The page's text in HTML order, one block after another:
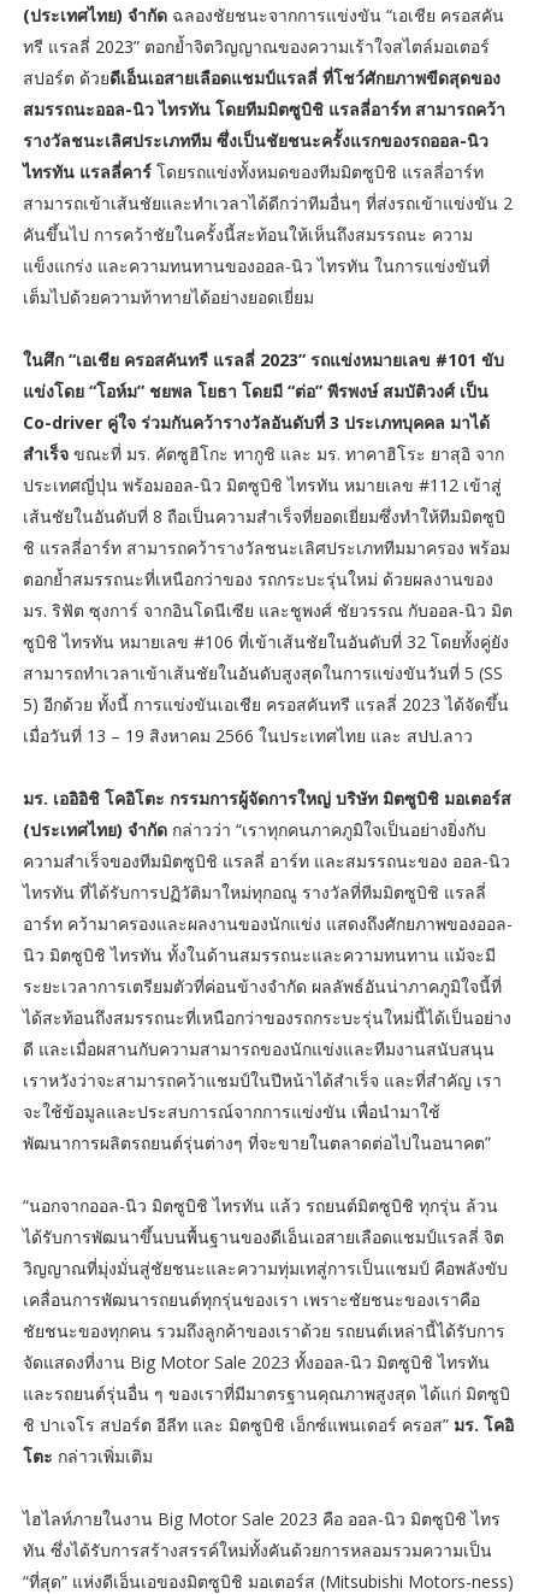
(ประเทศไทย) จำกัด ฉลองชัยชนะจากการแข่งขัน “เอเชีย ครอสคัน
ทรี แรลลี่ 2023” ตอกย้ำจิตวิญญาณของความเร้าใจสไตล์มอเตอร์
สปอร์ต ด้วยดีเอ็นเอสายเลือดแชมป์แรลลี่ ที่โชว์ศักยภาพขีดสุดของ
สมรรถนะออล-นิว ไทรทัน โดยทีมมิตซูบิชิ แรลลี่อาร์ท สามารถคว้า
รางวัลชนะเลิศประเภททีม ซึ่งเป็นชัยชนะครั้งแรกของรถออล-นิว
ไทรทัน แรลลี่คาร์ โดยรถแข่งทั้งหมดของทีมมิตซูบิชิ แรลลี่อาร์ท
สามารถเข้าเส้นชัยและทำเวลาได้ดีกว่าทีมอื่นๆ ที่ส่งรถเข้าแข่งขัน 2
คันขึ้นไป การคว้าชัยในครั้งนี้สะท้อนให้เห็นถึงสมรรถนะ ความ
แข็งแกร่ง และความทนทานของออล-นิว ไทรทัน ในการแข่งขันที่
เต็มไปด้วยความท้าทายได้อย่างยอดเยี่ยม
ในศึก “เอเชีย ครอสคันทรี แรลลี่ 2023” รถแข่งหมายเลข #101 ขับ
แข่งโดย “โอห์ม” ชยพล โยธา โดยมี “ต่อ” พีรพงษ์ สมบัติวงศ์ เป็น
Co-driver คู่ใจ ร่วมกันคว้ารางวัลอันดับที่ 3 ประเภทบุคคล มาได้
สำเร็จขณะที่ มร. คัตซูฮิโกะ ทากูชิ และ มร. ทาคาฮิโระ ยาสุอิ จาก
ประเทศญี่ปุ่น พร้อมออล-นิว มิตซูบิชิ ไทรทัน หมายเลข #112 เข้าสู่
เส้นชัยในอันดับที่ 8 ถือเป็นความสำเร็จที่ยอดเยี่ยมซึ่งทำให้ทีมมิตซูบิ
ชิ แรลลี่อาร์ท สามารถคว้ารางวัลชนะเลิศประเภททีมมาครอง พร้อม
ตอกย้ำสมรรถนะที่เหนือกว่าของ รถกระบะรุ่นใหม่ ด้วยผลงานของ
มร. ริฟัต ซุงการ์ จากอินโดนีเซีย และชูพงศ์ ชัยวรรณ กับออล-นิว มิต
ซูบิชิ ไทรทัน หมายเลข #106 ที่เข้าเส้นชัยในอันดับที่ 32 โดยทั้งคู่ยัง
สามารถทำเวลาเข้าเส้นชัยในอันดับสูงสุดในการแข่งขันวันที่ 5 (SS
5) อีกด้วย ทั้งนี้ การแข่งขันเอเชีย ครอสคันทรี แรลลี่ 2023 ได้จัดขึ้น
เมื่อวันที่ 13 – 19 สิงหาคม 2566 ในประเทศไทย และ สปป.ลาว
มร. เออิอิชิ โคอิโตะ กรรมการผู้จัดการใหญ่ บริษัท มิตซูบิชิ มอเตอร์ส
(ประเทศไทย) จำกัดกล่าวว่า “เราทุกคนภาคภูมิใจเป็นอย่างยิ่งกับ
ความสำเร็จของทีมมิตซูบิชิ แรลลี่ อาร์ท และสมรรถนะของ ออล-นิว
ไทรทัน ที่ได้รับการปฏิวัติมาใหม่ทุกอณู รางวัลที่ทีมมิตซูบิชิ แรลลี่
อาร์ท คว้ามาครองและผลงานของนักแข่ง แสดงถึงศักยภาพของออล-
นิว มิตซูบิชิ ไทรทัน ทั้งในด้านสมรรถนะและความทนทาน แม้จะมี
ระยะเวลาการเตรียมตัวที่ค่อนข้างจำกัด ผลลัพธ์อันน่าภาคภูมิใจนี้ที่
ได้สะท้อนถึงสมรรถนะที่เหนือกว่าของรถกระบะรุ่นใหม่นี้ได้เป็นอย่าง
ดี และเมื่อผสานกับความสามารถของนักแข่งและทีมงานสนับสนุน
เราหวังว่าจะสามารถคว้าแชมป์ในปีหน้าได้สำเร็จ และที่สำคัญ เรา
จะใช้ข้อมูลและประสบการณ์จากการแข่งขัน เพื่อนำมาใช้
พัฒนาการผลิตรถยนต์รุ่นต่างๆ ที่จะขายในตลาดต่อไปในอนาคต”
“นอกจากออล-นิว มิตซูบิชิ ไทรทัน แล้ว รถยนต์มิตซูบิชิ ทุกรุ่น ล้วน
ได้รับการพัฒนาขึ้นบนพื้นฐานของดีเอ็นเอสายเลือดแชมป์แรลลี่ จิต
วิญญาณที่มุ่งมั่นสู่ชัยชนะและความทุ่มเทสู่การเป็นแชมป์ คือพลังขับ
เคลื่อนการพัฒนารถยนต์ทุกรุ่นของเรา เพราะชัยชนะของเราคือ
ชัยชนะของทุกคน รวมถึงลูกค้าของเราด้วย รถยนต์เหล่านี้ได้รับการ
จัดแสดงที่งาน Big Motor Sale 2023 ทั้งออล-นิว มิตซูบิชิ ไทรทัน
และรถยนต์รุ่นอื่น ๆ ของเราที่มีมาตรฐานคุณภาพสูงสุด ได้แก่ มิตซูบิ
ชิ ปาเจโร สปอร์ต อีลีท และ มิตซูบิชิ เอ็กซ์แพนเดอร์ ครอส” มร. โคอิ
โตะ กล่าวเพิ่มเติม
ไฮไลท์ภายในงาน Big Motor Sale 2023 คือ ออล-นิว มิตซูบิชิ ไทร
ทัน ซึ่งได้รับการสร้างสรรค์ใหม่ทั้งคันด้วยการหลอมรวมความเป็น
“ที่สุด” แห่งดีเอ็นเอของมิตซูบิชิ มอเตอร์ส (Mitsubishi Motors-ness)